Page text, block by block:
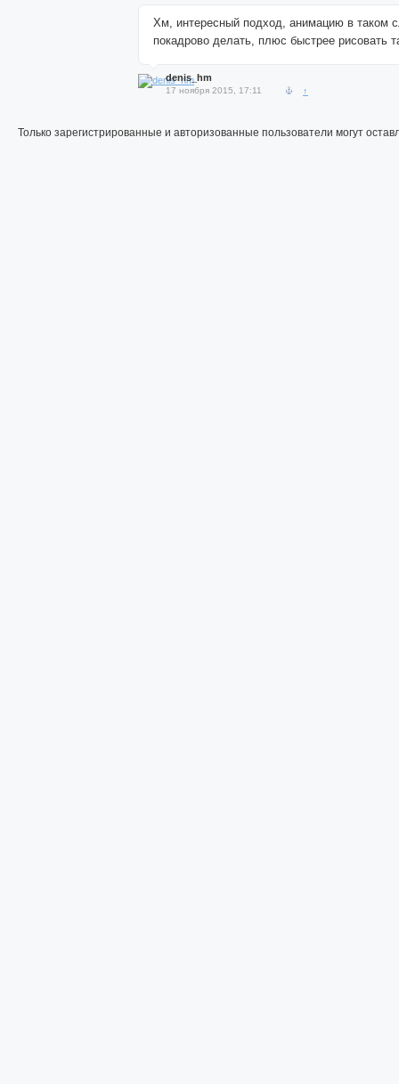
Хм, интересный подход, анимацию в таком
покадрово делать, плюс быстрее рисовать
denis_hm
17 ноября 2015, 17:11 ↑
Только зарегистрированные и авторизованные пользователи могут